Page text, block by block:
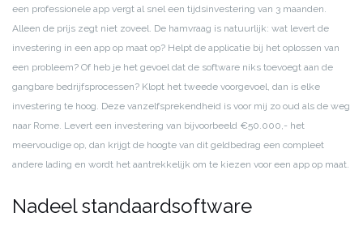
een professionele app vergt al snel een tijdsinvestering van 3 maanden.
Alleen de prijs zegt niet zoveel. De hamvraag is natuurlijk: wat levert de
investering in een app op maat op? Helpt de applicatie bij het oplossen van
een probleem? Of heb je het gevoel dat de software niks toevoegt aan de
gangbare bedrijfsprocessen? Klopt het tweede voorgevoel, dan is elke
investering te hoog. Deze vanzelfsprekendheid is voor mij zo oud als de weg
naar Rome. Levert een investering van bijvoorbeeld €50.000,- het
meervoudige op, dan krijgt de hoogte van dit geldbedrag een compleet
andere lading en wordt het aantrekkelijk om te kiezen voor een app op maat.
Nadeel standaardsoftware